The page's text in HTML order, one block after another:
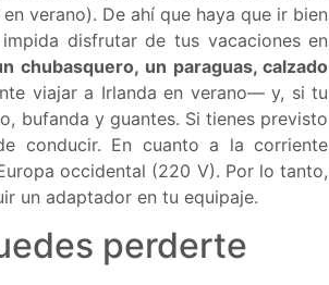
verano). De ahí que haya que ir bien
disfrutar de tus vacaciones en
chubasquero, un paraguas, calzado
viajar a Irlanda en verano— y, si tu
bufanda y guantes. Si tienes previsto
conducir. En cuanto a la corriente
occidental (220 V). Por lo tanto,
un adaptador en tu equipaje.
perderte